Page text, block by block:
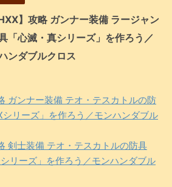
】攻略 ガンナー装備 ラージャン
「心滅・真シリーズ」を作ろう／
ンダブルクロス
ガンナー装備 テオ・テスカトルの防
リーズ」を作ろう／モンハンダブル
剣士装備 テオ・テスカトルの防具
シリーズ」を作ろう／モンハンダブル